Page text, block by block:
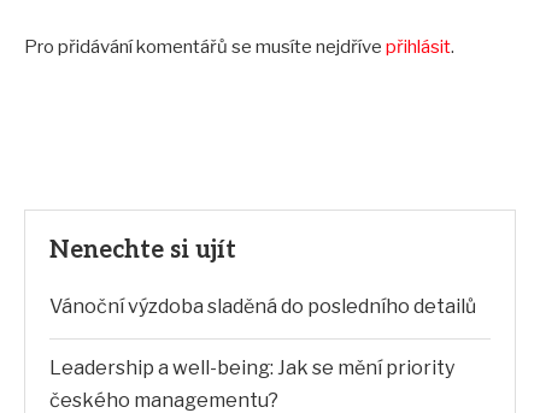
Pro přidávání komentářů se musíte nejdříve přihlásit.
Nenechte si ujít
Vánoční výzdoba sladěná do posledního detailů
Leadership a well-being: Jak se mění priority
českého managementu?